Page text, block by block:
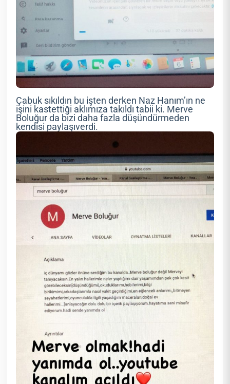
Çabuk sıkıldın bu işten derken Naz Hanım’ın ne
işini kastettiği aklımıza takıldı tabii ki. Merve
Boluğur da bizi daha fazla düşündürmeden
kendisi paylaşıverdi.